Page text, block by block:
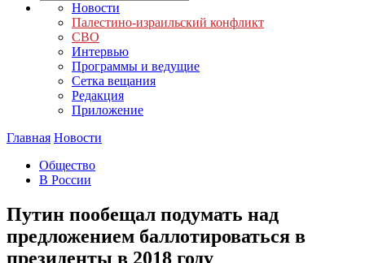
Новости
Палестино-израильский конфликт
СВО
Интервью
Программы и ведущие
Сетка вещания
Редакция
Приложение
Главная Новости
Общество
В России
Путин пообещал подумать над
предложением баллотироваться в
президенты в 2018 году